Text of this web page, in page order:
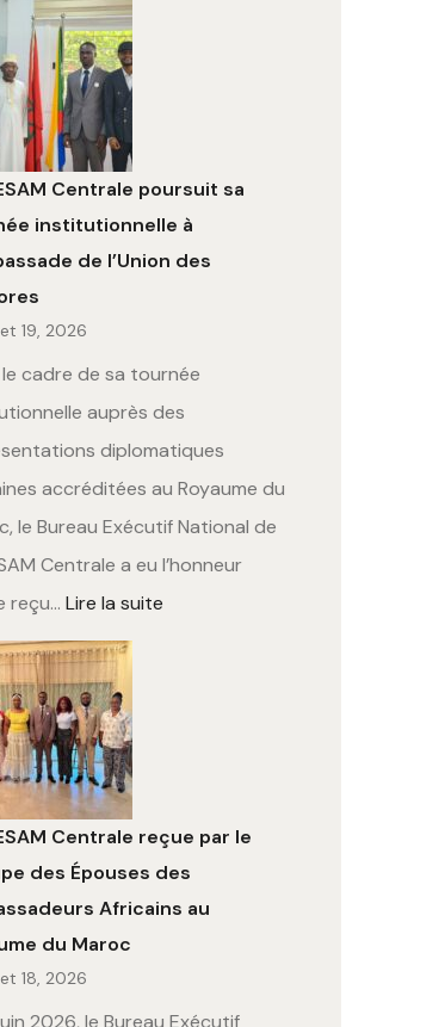
Centrale poursuit sa
institutionnelle à
de l’Union des
19, 2026
cadre de sa tournée
auprès des
diplomatiques
accréditées au Royaume du
le Bureau Exécutif National de
Centrale a eu l’honneur
reçu… Lire la suite
Centrale reçue par le
des Épouses des
Africains au
du Maroc
18, 2026
2026, le Bureau Exécutif